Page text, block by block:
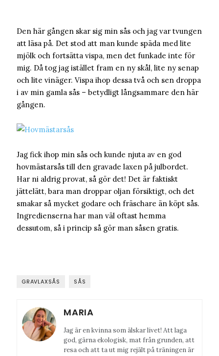
Den här gången skar sig min sås och jag var tvungen
att läsa på. Det stod att man kunde späda med lite
mjölk och fortsätta vispa, men det funkade inte för
mig. Då tog jag istället fram en ny skål, lite ny senap
och lite vinäger. Vispa ihop dessa två och sen droppa
i av min gamla sås – betydligt långsammare den här
gången.
Jag fick ihop min sås och kunde njuta av en god
hovmästarsås till den gravade laxen på julbordet.
Har ni aldrig provat, så gör det! Det är faktiskt
jättelätt, bara man droppar oljan försiktigt, och det
smakar så mycket godare och fräschare än köpt sås.
Ingredienserna har man väl oftast hemma
dessutom, så i princip så gör man såsen gratis.
GRAVLAXSÅS SÅS
MARIA
Jag är en kvinna som älskar livet! Att laga
god, gärna ekologisk, mat från grunden, att
resa och att ta ut mig rejält på träningen är